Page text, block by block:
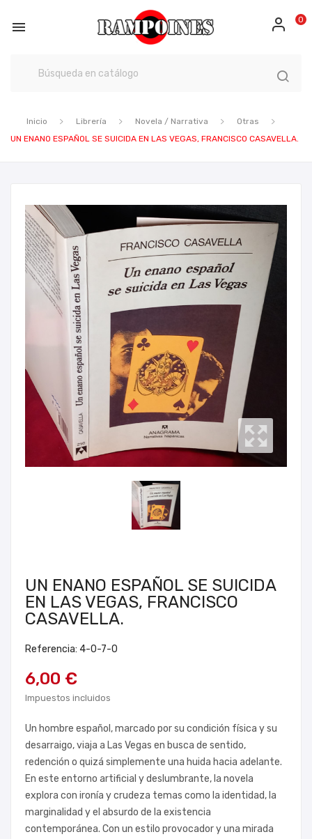
 0
Inicio Librería Novela / Narrativa
Otras
UN ENANO ESPAÑOL SE SUICIDA EN LAS VEGAS, FRANCISCO CASAVELLA.
UN ENANO ESPAÑOL SE SUICIDA
EN LAS VEGAS, FRANCISCO
CASAVELLA.
Referencia: 4-0-7-0
6,00 €
Impuestos incluidos
Un hombre español, marcado por su condición física y su
desarraigo, viaja a Las Vegas en busca de sentido,
redención o quizá simplemente una huida hacia adelante.
En este entorno artificial y deslumbrante, la novela
explora con ironía y crudeza temas como la identidad, la
marginalidad y el absurdo de la existencia
contemporánea. Con un estilo provocador y una mirada